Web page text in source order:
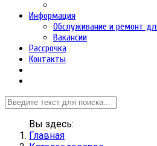
Информация
Обслуживание и ремонт
Вакансии
Рассрочка
Контакты
Вы здесь:
Главная